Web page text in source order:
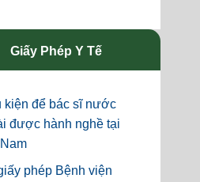
Giấy Phép Y Tế
kiện để bác sĩ nước
được hành nghề tại
phép Bệnh viện